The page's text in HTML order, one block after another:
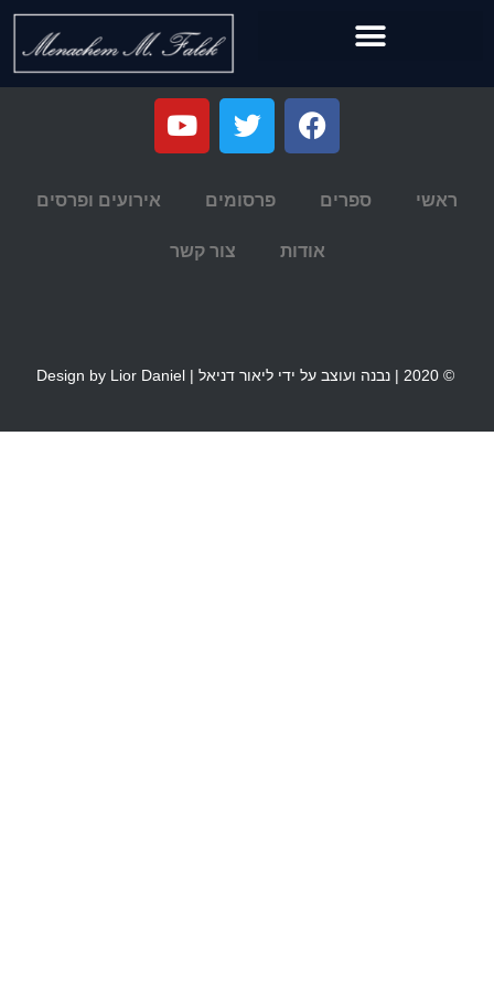
ראשי ספרים פרסומים אירועים ופרסים
אודות צור קשר
© 2020 | נבנה ועוצב על ידי ליאור דניאל | Design by Lior Daniel